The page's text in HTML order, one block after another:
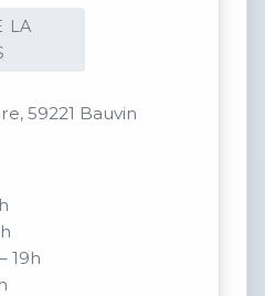
LA
59221 Bauvin
19h